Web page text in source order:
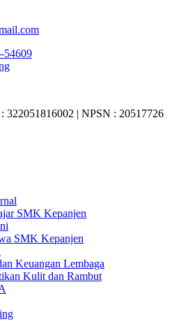
54609
322051816002 | NPSN : 20517726
SMK Kepanjen
SMK Kepanjen
Keuangan Lembaga
Kulit dan Rambut